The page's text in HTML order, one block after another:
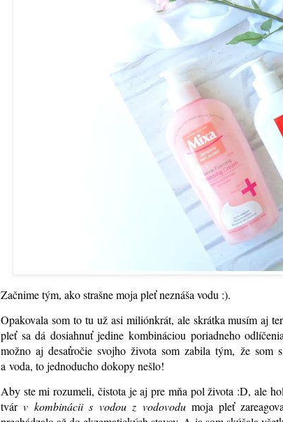
Začnime tým, ako strašne moja pleť neznáša vodu :).
Opakovala som to tu už asi miliónkrát, ale skrátka musím aj
pleť sa dá dosiahnuť jedine kombináciou poriadneho
možno aj desaťročie svojho života som zabila tým, že som
a voda, to jednoducho dokopy nešlo!
Aby ste mi rozumeli, čistota je aj pre mňa pol života :D, ale
tvár v kombinácii s vodou z vodovodu moja pleť